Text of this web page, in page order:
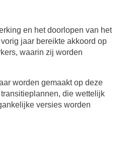
en het doorlopen van het
jaar bereikte akkoord op
waarin zij worden
worden gemaakt op deze
die wettelijk
versies worden